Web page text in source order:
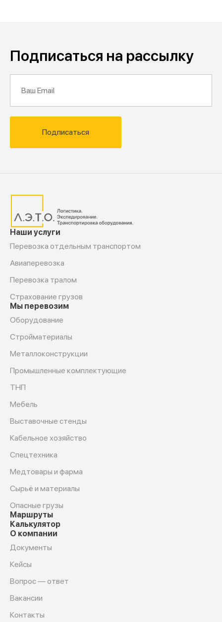
Подписаться на рассылку
Подписаться
Наши услуги
Перевозка отдельным транспортом
Авиаперевозка
Перевозка тралом
Страхование грузов
Мы перевозим
Оборудование
Cтройматериалы
Металлоконструкции
Промышленные комплектующие
ТНП
Мебель
Выставочные стенды
Кабельное хозяйство
Спецтехника
Медтовары и фарма
Сырьё и материалы
Опасные грузы
Маршруты
Калькулятор
О компании
Документы
Кейсы
Вопрос — ответ
Вакансии
Контакты